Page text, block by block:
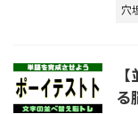
穴
る